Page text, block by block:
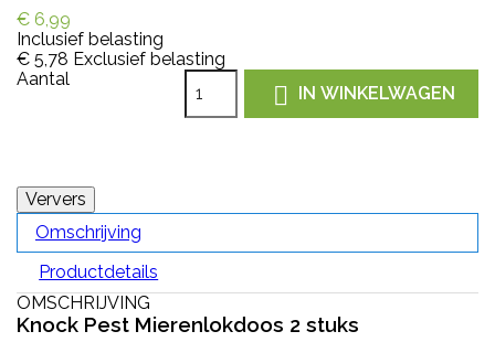
€ 6,99
Inclusief belasting
€ 5,78 Exclusief belasting
Aantal
 IN WINKELWAGEN
Omschrijving
Productdetails
OMSCHRIJVING
Knock Pest Mierenlokdoos 2 stuks